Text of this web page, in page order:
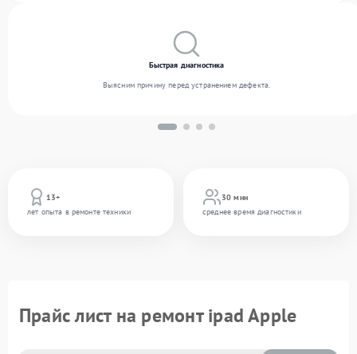
13+
лет опыта в ремонте техники
30 мин
среднее время диагностики
Быстрая диагностика
Выясним причину перед устранением дефекта.
Прайс лист на ремонт ipad Apple